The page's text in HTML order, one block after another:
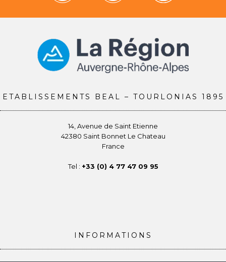
ETABLISSEMENTS BEAL – TOURLONIAS 1895
14, Avenue de Saint Etienne
42380 Saint Bonnet Le Chateau
France
Tel : +33 (0) 4 77 47 09 95
INFORMATIONS